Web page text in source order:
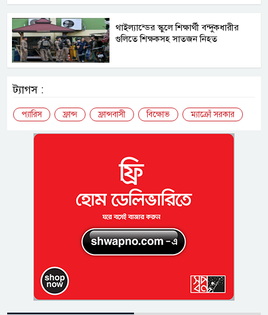
থাইল্যান্ডের স্কুলে শিক্ষার্থী বন্দুকধারীর
গুলিতে শিক্ষকসহ সাতজন নিহত
ট্যাগস :
প্যারিস ফ্রান্স ফ্রান্সবাসী বিক্ষোভ ম্যাক্রোঁ সরকার